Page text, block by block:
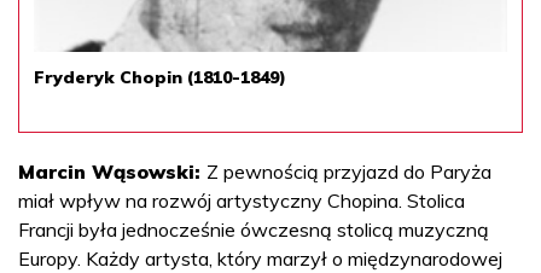
Fryderyk Chopin (1810-1849)
Marcin Wąsowski: Z pewnością przyjazd do Paryża
miał wpływ na rozwój artystyczny Chopina. Stolica
Francji była jednocześnie ówczesną stolicą muzyczną
Europy. Każdy artysta, który marzył o międzynarodowej